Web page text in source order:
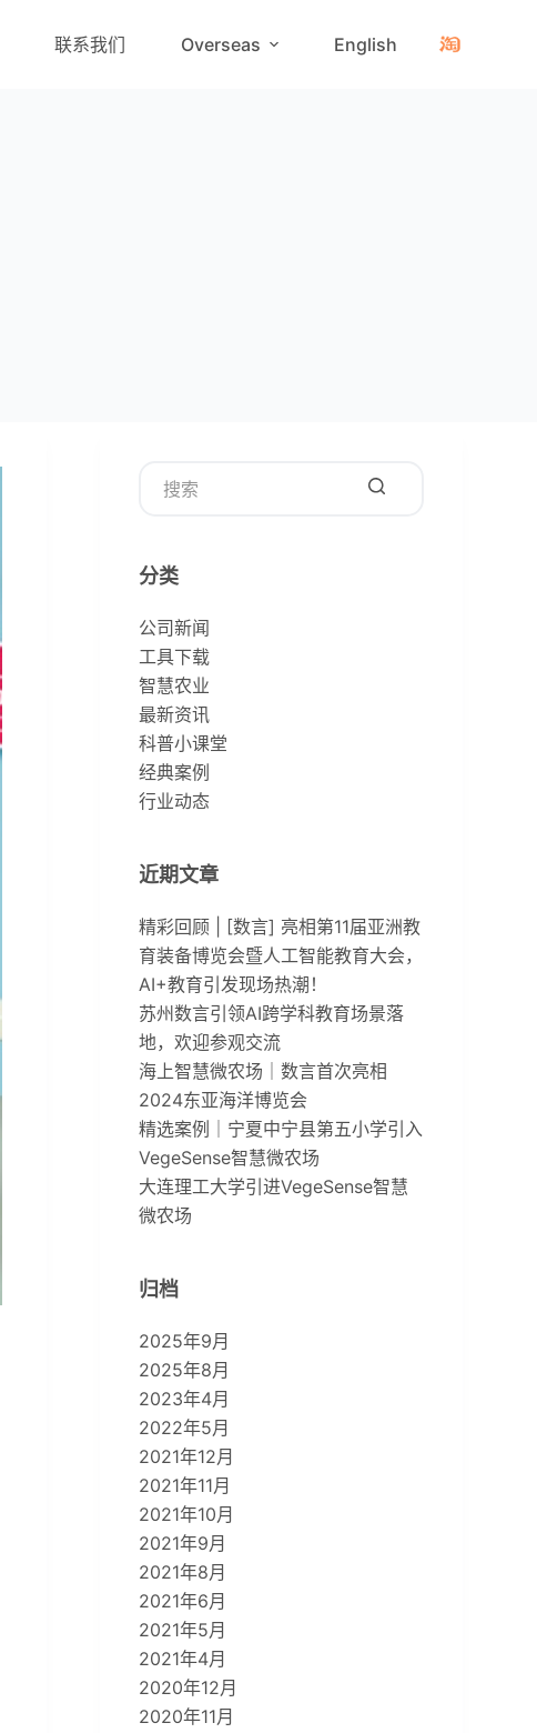
联系我们 Overseas English
果
分类
公司新闻
工具下载
智慧农业
最新资讯
科普小课堂
经典案例
行业动态
近期文章
精彩回顾 | [数言] 亮相第11届亚洲教
育装备博览会暨人工智能教育大会，
AI+教育引发现场热潮！
苏州数言引领AI跨学科教育场景落
地，欢迎参观交流
海上智慧微农场｜数言首次亮相
2024东亚海洋博览会
精选案例｜宁夏中宁县第五小学引入
VegeSense智慧微农场
大连理工大学引进VegeSense智慧
微农场
归档
2025年9月
2025年8月
2023年4月
2022年5月
2021年12月
2021年11月
2021年10月
2021年9月
2021年8月
2021年6月
2021年5月
2021年4月
2020年12月
2020年11月